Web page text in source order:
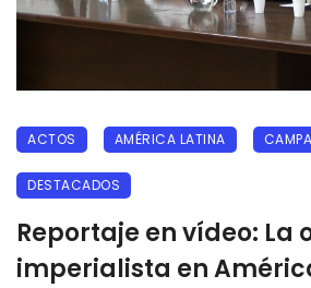
ACTOS AMÉRICA LATINA
DESTACADOS
Reportaje en vídeo: La
imperialista en